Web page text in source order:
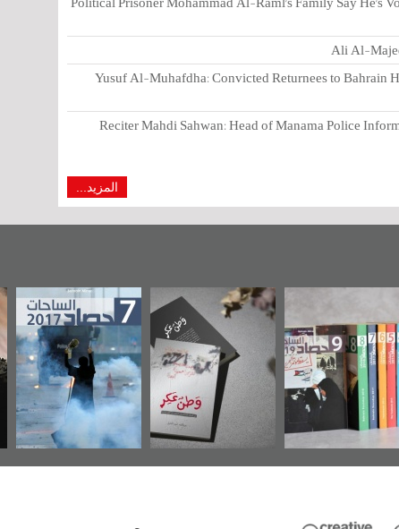
Ali Al-
Yusuf Al-Muhafdha: Convicted Returnees to Bahrain
Reciter Mahdi Sahwan: Head of Manama Police
المزيد...
تصدر حصاد
الساحات 2019
«وطن عكر» رواية
جديدة لمعتقل
عسكري تصدر عن
«مرآة البحرين»
حصاد 2017